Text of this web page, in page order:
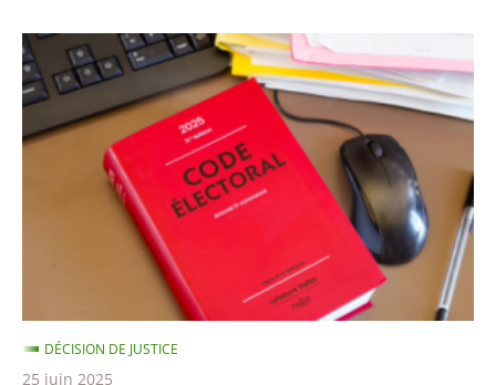
des
étrangers
en
situation
Le
Conseil
d’État
confirme
Nicolas
BayDÉCISION DE JUSTICE
25 juin 2025